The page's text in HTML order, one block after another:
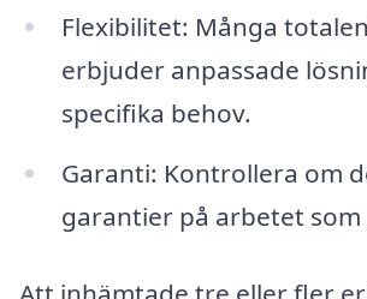
Flexibilitet: Många
erbjuder anpassade
specifika behov.
Garanti: Kontrollera om
garantier på arbetet